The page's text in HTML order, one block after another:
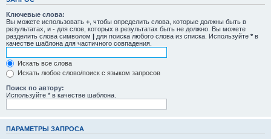
Ключевые слова:
Вы можете использовать + , чтобы определить слова, которые должны быть в
результатах, и - для слов, которых в результатах быть не должно. Вы можете
разделить слова символом | для поиска любого слова из списка. Используйте * в
качестве шаблона для частичного совпадения.
Искать все слова
Искать любое слово/поиск с языком запросов
Поиск по автору:
Используйте * в качестве шаблона.
ПАРАМЕТРЫ ЗАПРОСА